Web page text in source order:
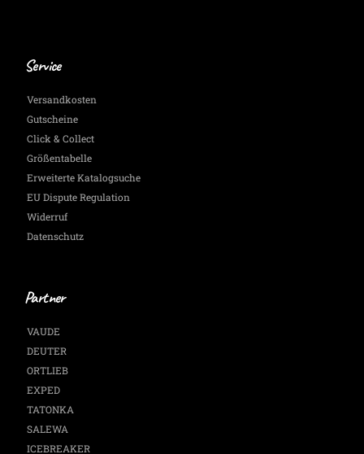
Service
Versandkosten
Gutscheine
Click & Collect
Größentabelle
Erweiterte Katalogsuche
EU Dispute Regulation
Widerruf
Datenschutz
Partner
VAUDE
DEUTER
ORTLIEB
EXPED
TATONKA
SALEWA
ICEBREAKER